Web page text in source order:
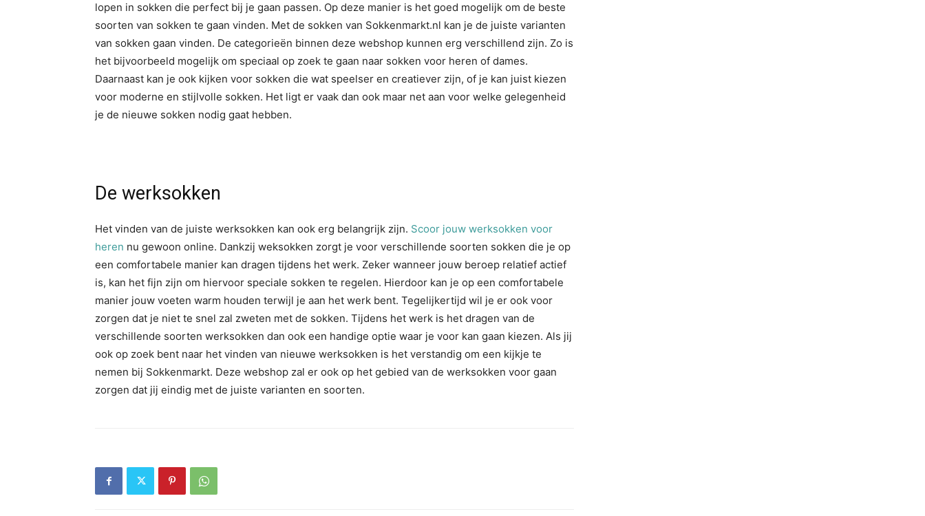
lopen in sokken die perfect bij je gaan passen. Op deze manier is het goed mogelijk om de beste
soorten van sokken te gaan vinden. Met de sokken van Sokkenmarkt.nl kan je de juiste varianten
van sokken gaan vinden. De categorieën binnen deze webshop kunnen erg verschillend zijn. Zo is
het bijvoorbeeld mogelijk om speciaal op zoek te gaan naar sokken voor heren of dames.
Daarnaast kan je ook kijken voor sokken die wat speelser en creatiever zijn, of je kan juist kiezen
voor moderne en stijlvolle sokken. Het ligt er vaak dan ook maar net aan voor welke gelegenheid
je de nieuwe sokken nodig gaat hebben.
De werksokken
Het vinden van de juiste werksokken kan ook erg belangrijk zijn. Scoor jouw werksokken voor
heren nu gewoon online. Dankzij weksokken zorgt je voor verschillende soorten sokken die je op
een comfortabele manier kan dragen tijdens het werk. Zeker wanneer jouw beroep relatief actief
is, kan het fijn zijn om hiervoor speciale sokken te regelen. Hierdoor kan je op een comfortabele
manier jouw voeten warm houden terwijl je aan het werk bent. Tegelijkertijd wil je er ook voor
zorgen dat je niet te snel zal zweten met de sokken. Tijdens het werk is het dragen van de
verschillende soorten werksokken dan ook een handige optie waar je voor kan gaan kiezen. Als jij
ook op zoek bent naar het vinden van nieuwe werksokken is het verstandig om een kijkje te
nemen bij Sokkenmarkt. Deze webshop zal er ook op het gebied van de werksokken voor gaan
zorgen dat jij eindig met de juiste varianten en soorten.